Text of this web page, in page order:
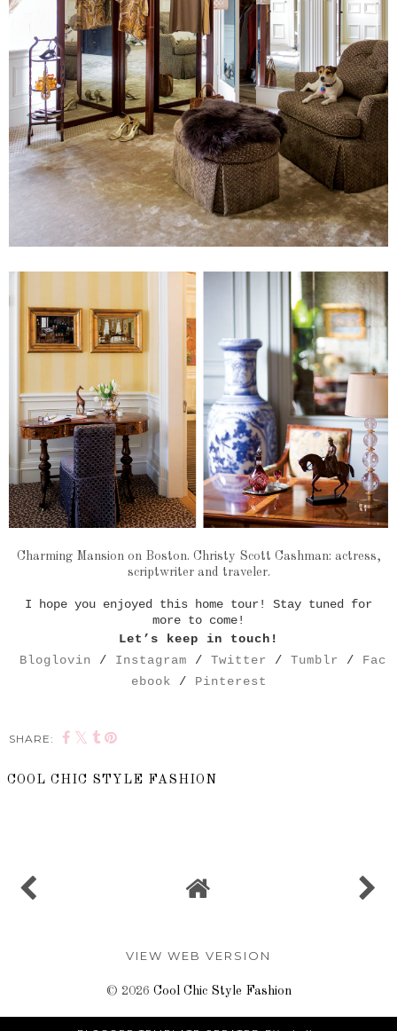
Charming Mansion on Boston. Christy Scott Cashman: actress,
scriptwriter and traveler.
I hope you enjoyed this home tour! Stay tuned for
more to come!
Let’s keep in touch!
Bloglovin
/ Instagram / Twitter / Tumblr / Fac
ebook / Pinterest
SHARE:
COOL CHIC STYLE FASHION
VIEW WEB VERSION
© 2026 Cool Chic Style Fashion